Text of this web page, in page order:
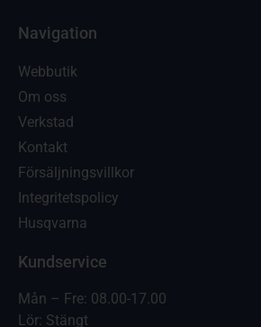
Navigation
Webbutik
Om oss
Verkstad
Kontakt
Försäljningsvillkor
Integritetspolicy
Husqvarna
Kundservice
Mån – Fre: 08.00-17.00
Lör: Stängt